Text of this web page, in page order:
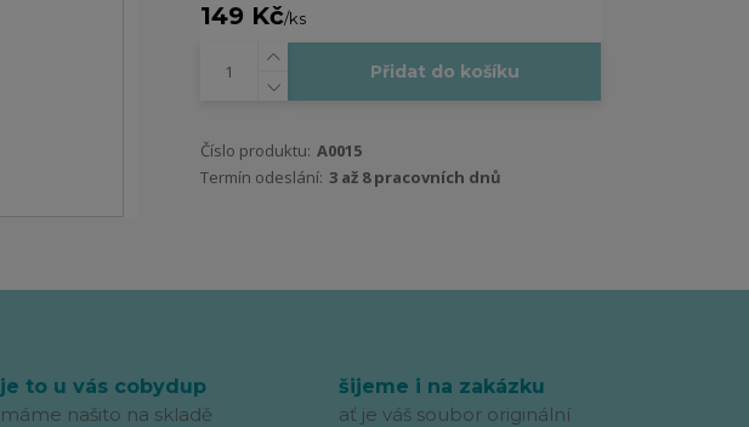
149 Kč/ks
Přidat do košíku
Číslo produktu: A0015
Termín odeslání: 3 až 8 pracovních dnů
je to u vás cobydup
máme našito na skladě
šijeme i na zakázku
ať je váš soubor originální